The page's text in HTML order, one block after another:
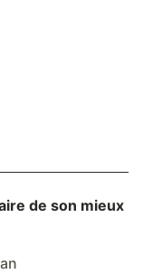
de son mieux